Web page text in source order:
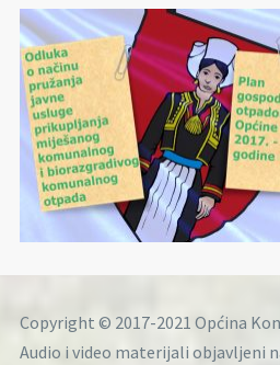
Copyright © 2017-2021 Općina
Audio i video materijali objavljeni